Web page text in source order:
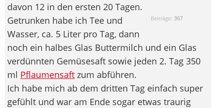
Beiträge: 367
davon 12 in den ersten 20 Tagen.
Getrunken habe ich Tee und
Wasser, ca. 5 Liter pro Tag, dann
noch ein halbes Glas Buttermilch und ein Glas
verdünnten Gemüsesaft sowie jeden 2. Tag 350
ml Pflaumensaft zum abführen.
Ich habe mich ab dem dritten Tag einfach super
gefühlt und war am Ende sogar etwas traurig